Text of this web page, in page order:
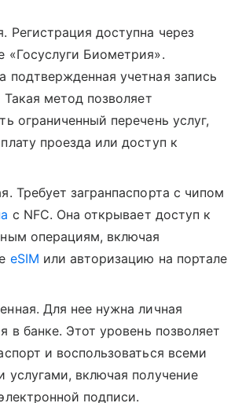
Регистрация доступна через
«Госуслуги Биометрия».
подтвержденная учетная запись
Такая метод позволяет
ограниченный перечень услуг,
проезда или доступ к
Требует загранпаспорта с чипом
с NFC. Она открывает доступ к
операциям, включая
eSIM или авторизацию на портале
Для нее нужна личная
в банке. Этот уровень позволяет
и воспользоваться всеми
услугами, включая получение
подписи.